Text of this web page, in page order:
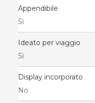
Appendibile
Sì
Ideato per viaggio
Sì
Display incorporato
No